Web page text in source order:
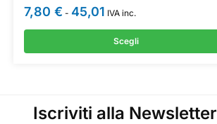
7,80 € - 45,01 IVA inc.
Scegli
Iscriviti alla Newsletter